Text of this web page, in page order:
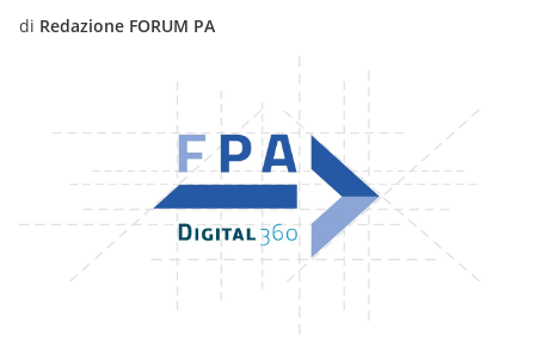
di Redazione FORUM PA